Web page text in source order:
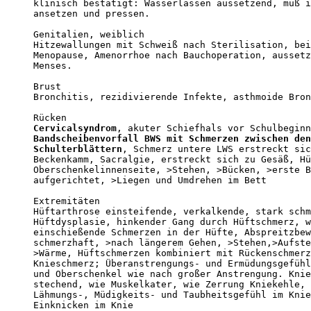
klinisch bestätigt: Wasserlassen aussetzend, muß
ansetzen und pressen.
Genitalien, weiblich
Hitzewallungen mit Schweiß nach Sterilisation,
Menopause, Amenorrhoe nach Bauchoperation,
Menses.
Brust
Bronchitis, rezidivierende Infekte, asthmoide
Cervicalsyndrom
Bandscheibenvorfall BWS mit Schmerzen zwischen den
Schulterblättern , Schmerz untere LWS erstreckt
Beckenkamm, Sacralgie, erstreckt sich zu Gesäß,
Oberschenkelinnenseite, >Stehen, >Bücken, >erste
aufgerichtet, >Liegen und Umdrehen im Bett
Extremitäten
Hüftarthrose einsteifende, verkalkende, stark
Hüftdysplasie, hinkender Gang durch Hüftschmerz,
einschießende Schmerzen in der Hüfte,
schmerzhaft, >nach längerem Gehen,
>Wärme, Hüftschmerzen kombiniert mit
Knieschmerz; Überanstrengungs- und
und Oberschenkel wie nach großer Anstrengung.
stechend, wie Muskelkater, wie Zerrung Kniekehle,
Lähmungs-, Müdigkeits- und Taubheitsgefühl im
Einknicken im Knie